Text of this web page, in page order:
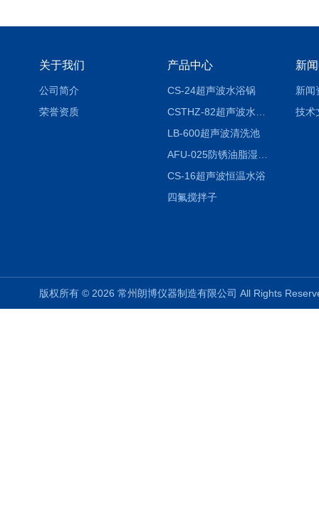
关于我们
公司简介
荣誉资质
产品中心
CS-24超声波水浴锅
LB-600超声波清洗池
CS-16超声波恒温水浴
四氟搅拌子
新
新闻
技术
版权所有 © 2026 常州朗博仪器制造有限公司 All Rights